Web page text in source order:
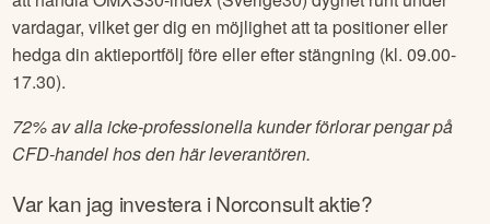
vardagar, vilket ger dig en möjlighet att ta positioner eller
hedga din aktieportfölj före eller efter stängning (kl. 09.00-
17.30).
72% av alla icke-professionella kunder förlorar pengar på
CFD-handel hos den här leverantören.
Var kan jag investera iNorconsultaktie?